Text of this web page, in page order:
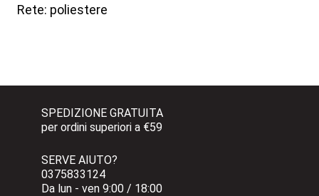
Rete: poliestere
SPEDIZIONE GRATUITA
per ordini superiori a €59
SERVE AIUTO?
0375833124
Da lun - ven 9:00 / 18:00